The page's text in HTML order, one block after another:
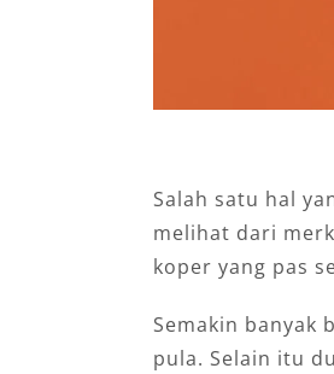
Salah satu hal
melihat dari
koper yang pas
Semakin banyak
pula. Selain itu